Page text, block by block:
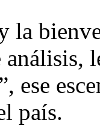
la
ese
país.